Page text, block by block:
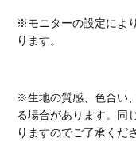
※モニターの設定によ
ります。
※生地の質感、色合い
る場合があります。同
りますのでご了承くだ